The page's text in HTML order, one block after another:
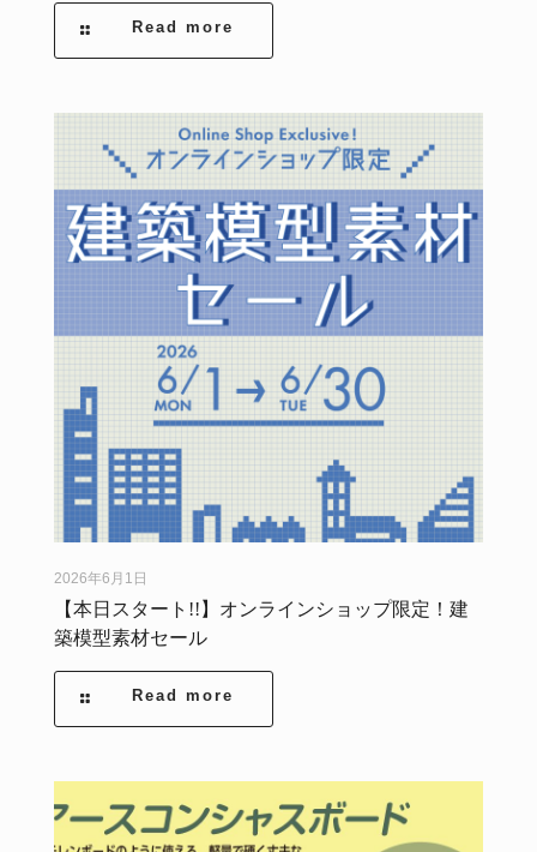
Read more
2026年6月1日
【本日スタート!!】オンラインショップ限定！建
築模型素材セール
Read more